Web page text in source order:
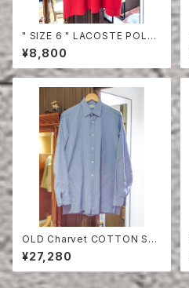
" SIZE 6 " LACOSTE POLO
SHIRT RED
¥8,800
OLD Charvet COTTON SHI
RT
¥27,280